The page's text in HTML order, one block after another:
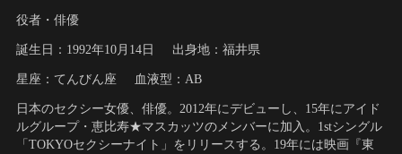
役者・俳優
誕生日：1992年10月14日 出身地：福井県
星座：てんびん座 血液型：AB
日本のセクシー女優、俳優。2012年にデビューし、15年にアイド
ルグループ・恵比寿★マスカッツのメンバーに加入。1stシングル
「TOKYOセクシーナイト」をリリースする。19年には映画『東